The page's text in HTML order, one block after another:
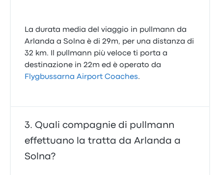
La durata media del viaggio in pullmann da
Arlanda a Solna è di 29m, per una distanza di
32 km. Il pullmann più veloce ti porta a
destinazione in 22m ed è operato da
Flygbussarna Airport Coaches.
Quali compagnie di pullmann
effettuano la tratta da Arlanda a
Solna?